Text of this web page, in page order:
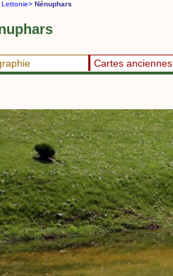
Lettonie> Nénuphars
Cartes anciennes